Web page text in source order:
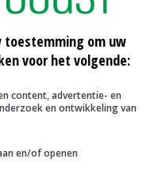
in ‘wietbrief’
opgejaagd door
toestemming om uw
voor het volgende:
content, advertentie- en
en ontwikkeling van
en/of openen